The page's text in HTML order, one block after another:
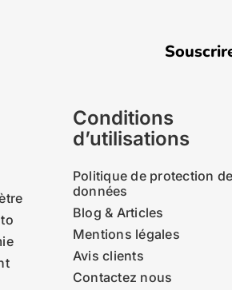
Souscrire une
Conditions
d’utilisations
Politique de protection
données
Blog & Articles
Mentions légales
Avis clients
Contactez nous